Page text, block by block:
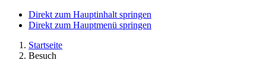
Direkt zum Hauptinhalt springen
Direkt zum Hauptmenü springen
Startseite
Besuch